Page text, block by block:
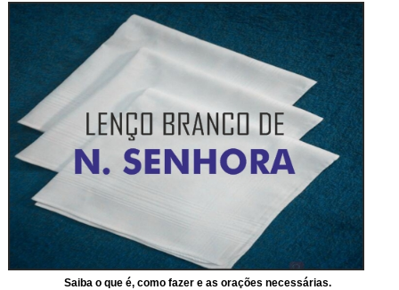
Saiba o que é, como fazer e as orações necessárias.